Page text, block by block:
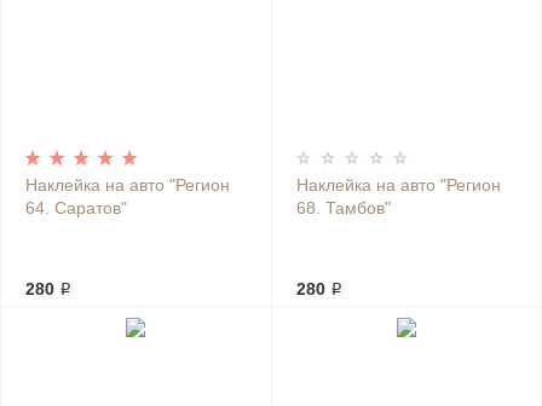
Наклейка на авто "Регион
64. Саратов"
280 ₽
Наклейка на авто "Регион
68. Тамбов"
280 ₽